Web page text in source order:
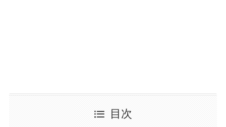
目次